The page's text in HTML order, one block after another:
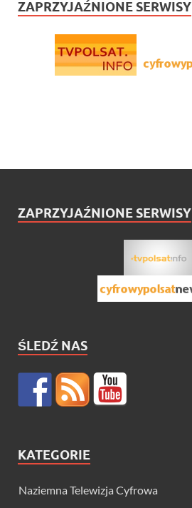
ZAPRZYJAŹNIONE SERWISY
ZAPRZYJAŹNIONE SERWISY
ŚLEDŹ NAS
KATEGORIE
Naziemna Telewizja Cyfrowa